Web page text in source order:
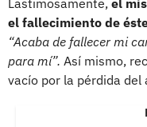
el fallecimiento de
“Acaba de fallecer mi
para mí”. Así mismo,
vacío por la pérdida del